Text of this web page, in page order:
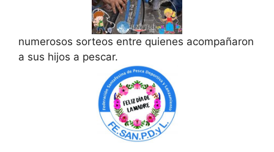
numerosos sorteos entre quienes acompañaron
a sus hijos a pescar.